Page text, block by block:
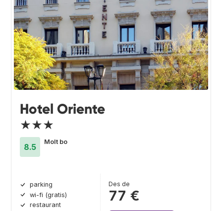
Hotel Oriente
★★★
8.5
Molt bo
parking
wi-fi (gratis)
restaurant
Des de
77 €